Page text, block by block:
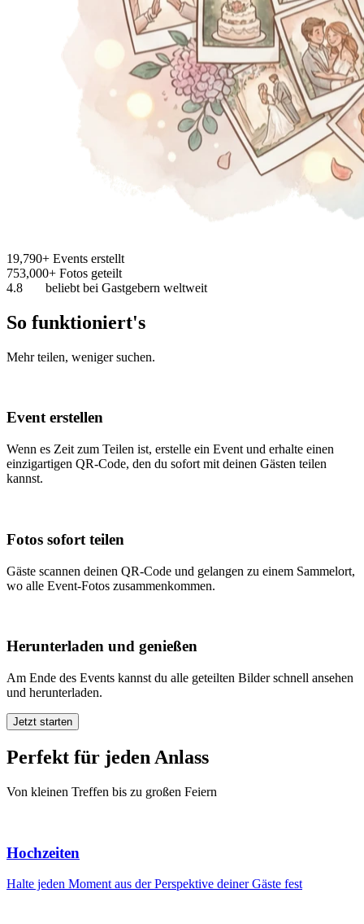
19,790+ Events erstellt
753,000+ Fotos geteilt
4.8
beliebt bei Gastgebern weltweit
So funktioniert's
Mehr teilen, weniger suchen.
Event erstellen
Wenn es Zeit zum Teilen ist, erstelle ein Event und erhalte einen
einzigartigen QR-Code, den du sofort mit deinen Gästen teilen
kannst.
Fotos sofort teilen
Gäste scannen deinen QR-Code und gelangen zu einem Sammelort,
wo alle Event-Fotos zusammenkommen.
Herunterladen und genießen
Am Ende des Events kannst du alle geteilten Bilder schnell ansehen
und herunterladen.
Perfekt für jeden Anlass
Von kleinen Treffen bis zu großen Feiern
Hochzeiten
Halte jeden Moment aus der Perspektive deiner Gäste fest